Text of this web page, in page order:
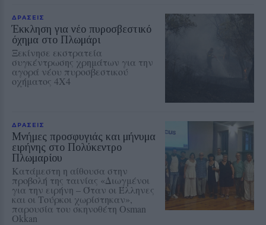
ΔΡΑΣΕΙΣ
Έκκληση για νέο πυροσβεστικό
όχημα στο Πλωμάρι
Ξεκίνησε εκστρατεία
συγκέντρωσης χρημάτων για την
αγορά νέου πυροσβεστικού
οχήματος 4Χ4
ΔΡΑΣΕΙΣ
Μνήμες προσφυγιάς και μήνυμα
ειρήνης στο Πολύκεντρο
Πλωμαρίου
Κατάμεστη η αίθουσα στην
προβολή της ταινίας «Διωγμένοι
για την ειρήνη – Όταν οι Έλληνες
και οι Τούρκοι χωρίστηκαν»,
παρουσία του σκηνοθέτη Osman
Okkan